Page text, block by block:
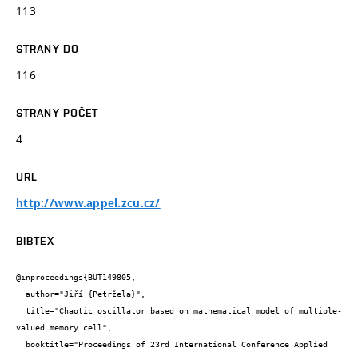
113
STRANY DO
116
STRANY POČET
4
URL
http://www.appel.zcu.cz/
BIBTEX
@inproceedings{BUT149805,
valued memory cell",